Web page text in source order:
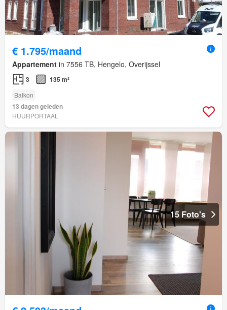
€ 1.795/maand
Appartement in 7556 TB, Hengelo, Overijssel
3 135 m²
Balkon
13 dagen geleden
HUURPORTAAL
15 Foto's